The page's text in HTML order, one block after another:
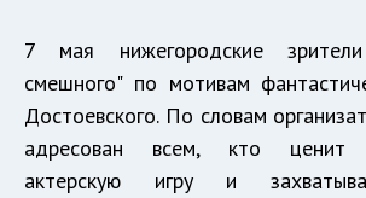
7 мая нижегородские
смешного" по мотивам
Достоевского. По словам
адресован всем, кто ценит
актерскую игру и